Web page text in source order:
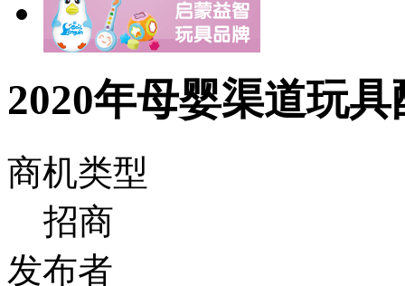
2020年母婴渠道玩
商机类型
招商
发布者